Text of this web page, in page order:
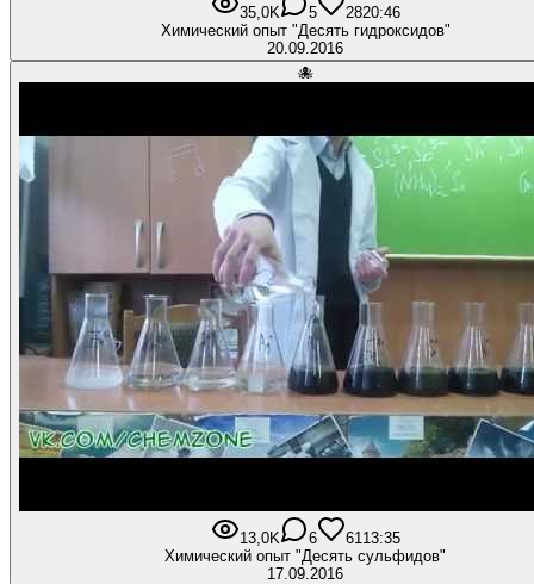
35,0K 5 2820:46
Химический опыт "Десять гидроксидов"
20.09.2016
🐙
13,0K 6 61 13:35
Химический опыт "Десять сульфидов"
17.09.2016